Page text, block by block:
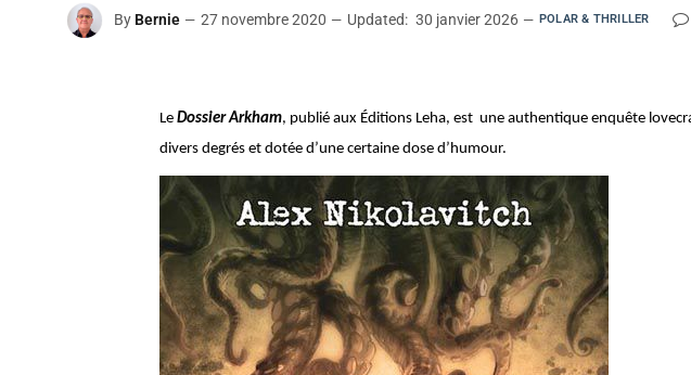
By Bernie 27 novembre 2020 Updated: 30 janvier 2026 POLAR & THRILLER
Le Dossier Arkham, publié aux Éditions Leha, est une authentique enquête
divers degrés et dotée d’une certaine dose d’humour.